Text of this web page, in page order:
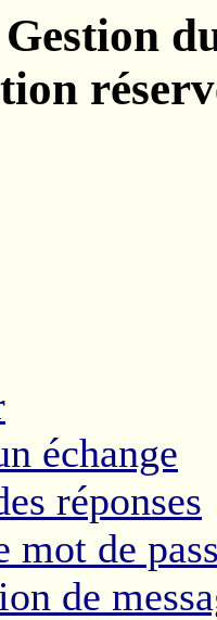
Gestion
échange
réponses
mot de
de